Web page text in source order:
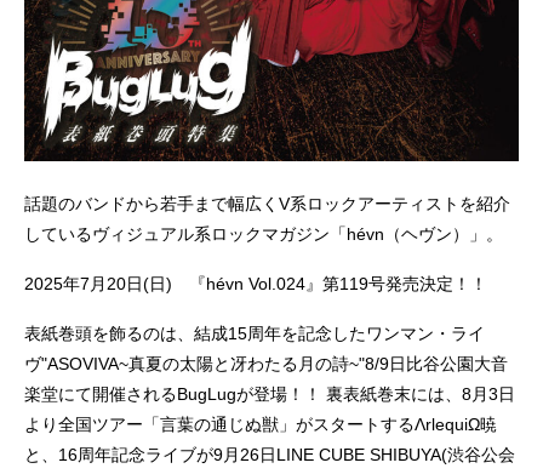
話題のバンドから若手まで幅広くV系ロックアーティストを紹介
しているヴィジュアル系ロックマガジン「hévn（ヘヴン）」。
2025年7月20日(日) 『hévn Vol.024』第119号発売決定！！
表紙巻頭を飾るのは、結成15周年を記念したワンマン・ライ
ヴ"ASOVIVA~真夏の太陽と冴わたる月の詩~"8/9日比谷公園大音
楽堂にて開催されるBugLugが登場！！ 裏表紙巻末には、8月3日
より全国ツアー「言葉の通じぬ獣」がスタートするΛrlequiΩ暁
と、16周年記念ライブが9月26日LINE CUBE SHIBUYA(渋谷公会